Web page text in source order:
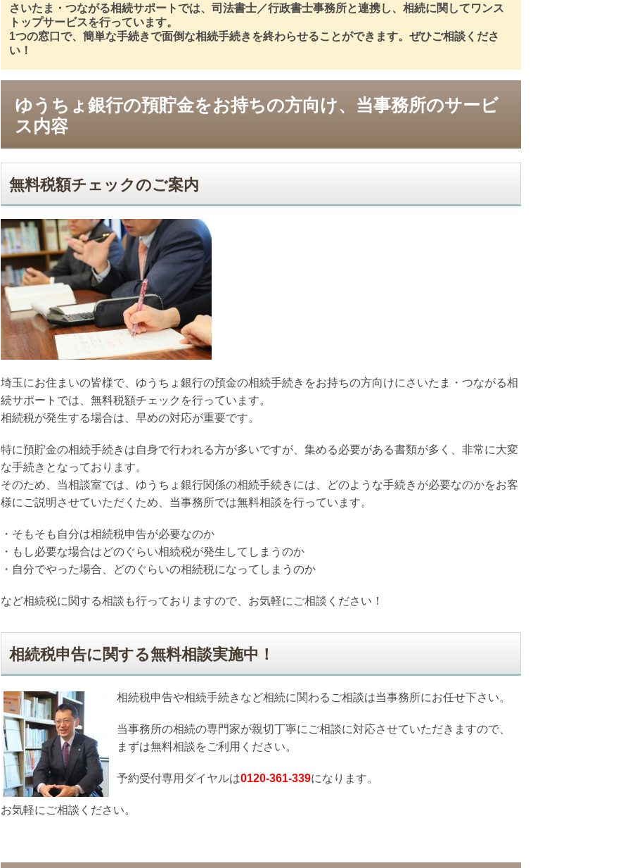
さいたま・つながる相続サポートでは、司法書士／行政書士事務所と連携し、相続に関してワンス
トップサービスを行っています。
1つの窓口で、簡単な手続きで面倒な相続手続きを終わらせることができます。ぜひご相談くださ
い！
ゆうちょ銀行の預貯金をお持ちの方向け、当事務所のサービ
ス内容
無料税額チェックのご案内
埼玉にお住まいの皆様で、ゆうちょ銀行の預金の相続手続きをお持ちの方向けにさいたま・つながる相
続サポートでは、無料税額チェックを行っています。
相続税が発生する場合は、早めの対応が重要です。
特に預貯金の相続手続きは自身で行われる方が多いですが、集める必要がある書類が多く、非常に大変
な手続きとなっております。
そのため、当相談室では、ゆうちょ銀行関係の相続手続きには、どのような手続きが必要なのかをお客
様にご説明させていただくため、当事務所では無料相談を行っています。
・そもそも自分は相続税申告が必要なのか
・もし必要な場合はどのぐらい相続税が発生してしまうのか
・自分でやった場合、どのぐらいの相続税になってしまうのか
など相続税に関する相談も行っておりますので、お気軽にご相談ください！
相続税申告に関する無料相談実施中！
相続税申告や相続手続きなど相続に関わるご相談は当事務所にお任せ下さい。
当事務所の相続の専門家が親切丁寧にご相談に対応させていただきますので、
まずは無料相談をご利用ください。
予約受付専用ダイヤルは0120-361-339になります。
お気軽にご相談ください。